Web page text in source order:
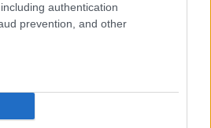
authentication
prevention, and other
Posizione
Prezzo